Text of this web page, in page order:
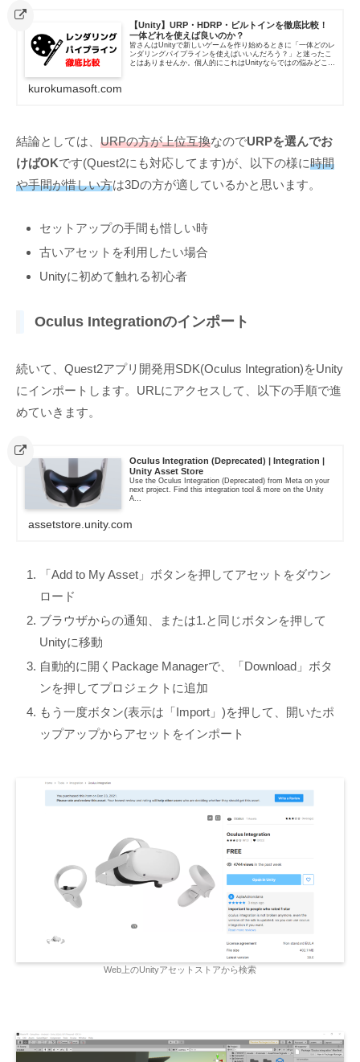
【Unity】URP・HDRP・ビルトインを徹底比較！
一体どれを使えば良いのか？
皆さんはUnityで新しいゲームを作り始めるときに「一体どのレ
ンダリングパイプラインを使えばいいんだろう？」と迷ったこ
とはありませんか。個人的にこれはUnityならではの悩みどころ
kurokumasoft.com
結論としては、 URPの方が上位互換なのでURPを選んでお
けばOKです(Quest2にも対応してます)が、以下の様に時間
や手間が惜しい方は3Dの方が適しているかと思います。
セットアップの手間も惜しい時
古いアセットを利用したい場合
Unityに初めて触れる初心者
Oculus Integrationのインポート
続いて、Quest2アプリ開発用SDK(Oculus Integration)をUnity
にインポートします。URLにアクセスして、以下の手順で進
めていきます。
Oculus Integration (Deprecated) | Integration |
Unity Asset Store
Use the Oculus Integration (Deprecated) from Meta on your
next project. Find this integration tool & more on the Unity
A...
assetstore.unity.com
「Add to My Asset」ボタンを押してアセットをダウン
ロード
ブラウザからの通知、または1.と同じボタンを押して
Unityに移動
自動的に開くPackage Managerで、「Download」ボタ
ンを押してプロジェクトに追加
もう一度ボタン(表示は「Import」)を押して、開いたポ
ップアップからアセットをインポート
Web上のUnityアセットストアから検索